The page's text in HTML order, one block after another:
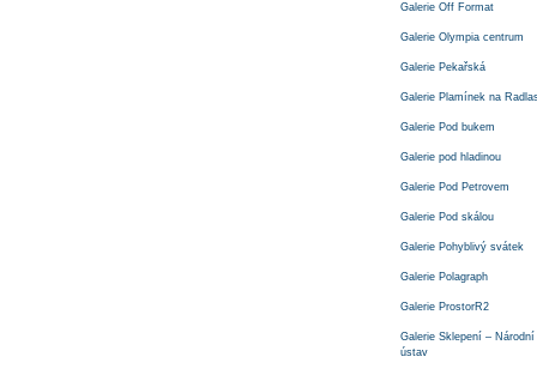
Galerie Off Format
Galerie Olympia centrum
Galerie Pekařská
Galerie Plamínek na
Galerie Pod bukem
Galerie pod hladinou
Galerie Pod Petrovem
Galerie Pod skálou
Galerie Pohyblivý svátek
Galerie Polagraph
Galerie ProstorR2
Galerie Sklepení –
ústav